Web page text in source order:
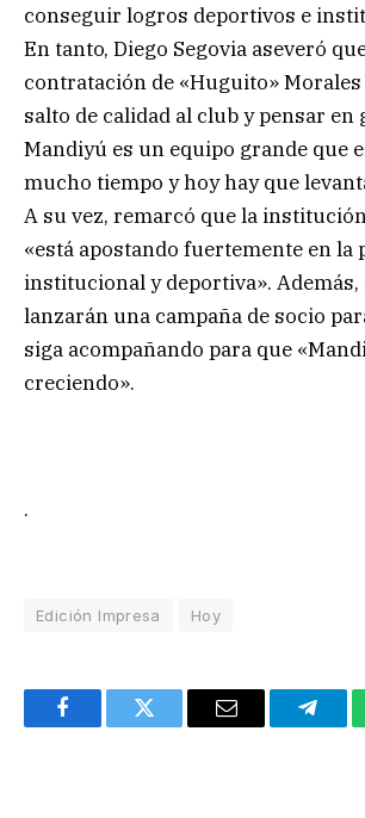
conseguir logros deportivos e
En tanto, Diego Segovia aseveró
contratación de «Huguito»
salto de calidad al club y pensar en
Mandiyú es un equipo grande que
mucho tiempo y hoy hay que
A su vez, remarcó que la
«está apostando fuertemente en la
institucional y deportiva». Además,
lanzarán una campaña de socio
siga acompañando para que
creciendo».
.
Edición Impresa Hoy
FacebookTwitter Email